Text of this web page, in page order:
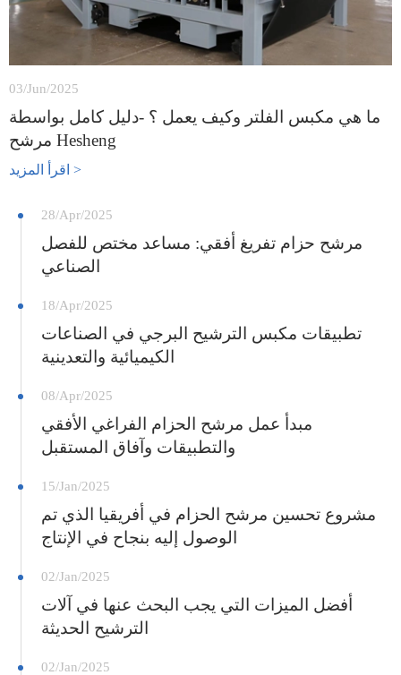
03/Jun/2025
ما هي مكبس الفلتر وكيف يعمل ؟ -دليل كامل بواسطة
مرشح Hesheng
اقرأ المزيد >
28/Apr/2025
مرشح حزام تفريغ أفقي: مساعد مختص للفصل
الصناعي
18/Apr/2025
تطبيقات مكبس الترشيح البرجي في الصناعات
الكيميائية والتعدينية
08/Apr/2025
مبدأ عمل مرشح الحزام الفراغي الأفقي
والتطبيقات وآفاق المستقبل
15/Jan/2025
مشروع تحسين مرشح الحزام في أفريقيا الذي تم
الوصول إليه بنجاح في الإنتاج
02/Jan/2025
أفضل الميزات التي يجب البحث عنها في آلات
الترشيح الحديثة
02/Jan/2025